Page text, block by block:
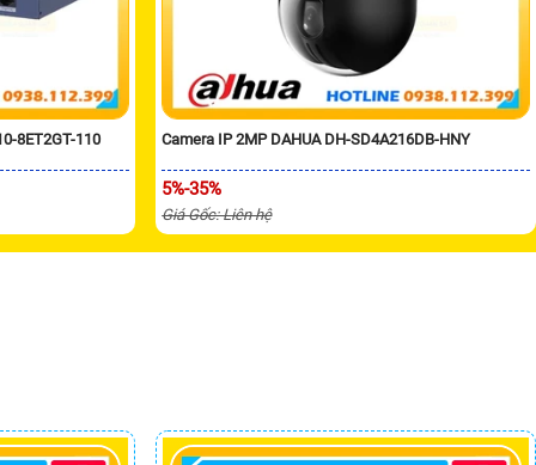
8ET2GT-110 Camera IP 2MP DAHUA DH-SD4A216DB-HNY
5%-35%
Giá Gốc: Liên hệ